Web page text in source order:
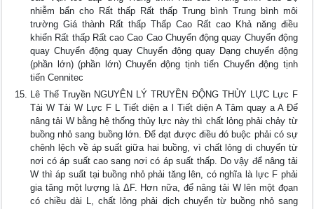
nhiễm bẩn cho Rất thấp Rất thấp Trung bình Trung bình môi
trường Giá thành Rất thấp Thấp Cao Rất cao Khả năng điều
khiển Rất thấp Rất cao Cao Cao Chuyển động quay Chuyển động
quay Chuyển động quay Chuyển động quay Dạng chuyển động
(phần lớn) (phần lớn) Chuyển động tịnh tiến Chuyển động tịnh
tiến Cennitec
Lê Thể Truyền NGUYÊN LÝ TRUYỀN ĐỘNG THỦY LỰC Lực F
Tải W Tải W Lực F L Tiết diện a l Tiết diện A Tâm quay a A Để
nâng tải W bằng hệ thống thủy lực này thì chất lỏng phải chảy từ
buồng nhỏ sang buồng lớn. Để đạt được điều đó buộc phải có sự
chênh lệch về áp suất giữa hai buồng, vì chất lỏng di chuyển từ
nơi có áp suất cao sang nơi có áp suất thấp. Do vậy để nâng tải
W thì áp suất tại buồng nhỏ phải tăng lên, có nghĩa là lực F phải
gia tăng một lượng là ΔF. Hơn nữa, để nâng tải W lên một đọan
có chiều dài L, chất lỏng phải dịch chuyển từ buồng nhỏ sang